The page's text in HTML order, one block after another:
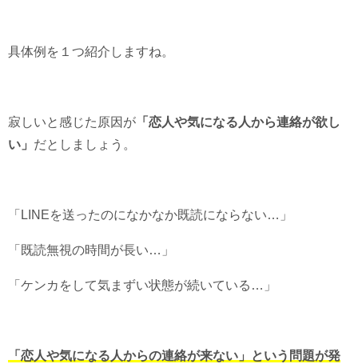
具体例を１つ紹介しますね。
寂しいと感じた原因が 「恋人や気になる人から連絡が欲し
い」 だとしましょう。
「LINEを送ったのになかなか既読にならない…」
「既読無視の時間が長い…」
「ケンカをして気まずい状態が続いている…」
「恋人や気になる人からの連絡が来ない」という問題が発